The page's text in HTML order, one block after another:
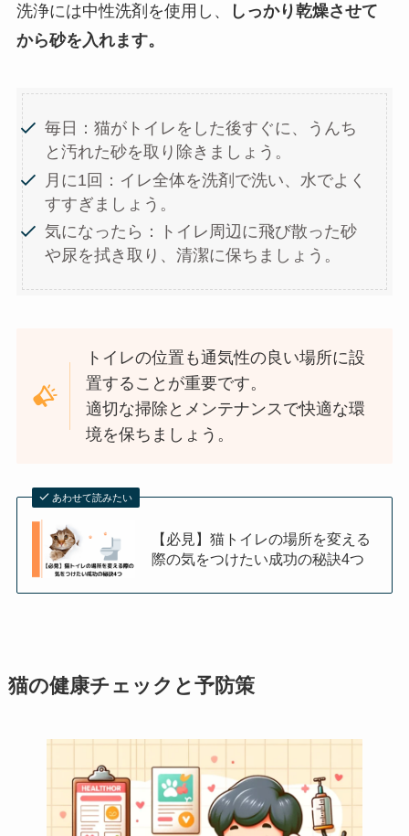
洗浄には中性洗剤を使用し、
しっかり乾燥させて
から砂を入れます。
毎日：猫がトイレをした後すぐに、うんち
と汚れた砂を取り除きましょう。
月に1回：イレ全体を洗剤で洗い、水でよく
すすぎましょう。
気になったら：トイレ周辺に飛び散った砂
や尿を拭き取り、清潔に保ちましょう。
トイレの位置も通気性の良い場所に設
置することが重要です。
適切な掃除とメンテナンスで快適な環
境を保ちましょう。
あわせて読みたい
【必見】猫トイレの場所を変える
際の気をつけたい成功の秘訣4つ
猫の健康チェックと予防策